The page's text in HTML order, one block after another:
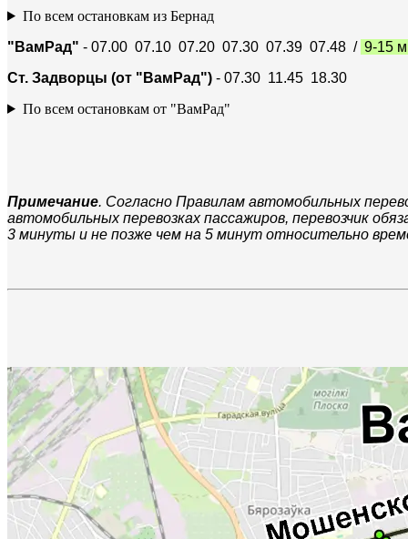
По всем остановкам из Бернад
"ВамРад" - 07.00 07.10 07.20 07.30 07.39 07.48 / 9-15
Ст. Задворцы (от "ВамРад") - 07.30 11.45 18.30
По всем остановкам от "ВамРад"
Примечание. Согласно Правилам автомобильных
автомобильных перевозках пассажиров, перевозчик
3 минуты и не позже чем на 5 минут относительно